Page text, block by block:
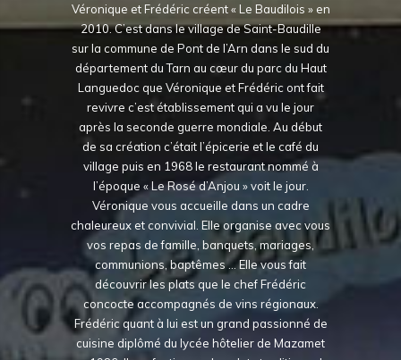
Véronique et Frédéric créent « Le Baudilois » en
2010. C’est dans le village de Saint-Baudille
sur la commune de Pont de l’Arn dans le sud du
département du Tarn au cœur du parc du Haut
Languedoc que Véronique et Frédéric ont fait
revivre c’est établissement qui a vu le jour
après la seconde guerre mondiale. Au début
de sa création c’était l’épicerie et le café du
village puis en 1968 le restaurant nommé à
l’époque « Le Rosé d’Anjou » voit le jour.
Véronique vous accueille dans un cadre
chaleureux et convivial. Elle organise avec vous
vos repas de famille, banquets, mariages,
communions, baptêmes … Elle vous fait
découvrir les plats que le chef Frédéric
concocte accompagnés de vins régionaux.
Frédéric quant à lui est un grand passionné de
cuisine diplômé du lycée hôtelier de Mazamet